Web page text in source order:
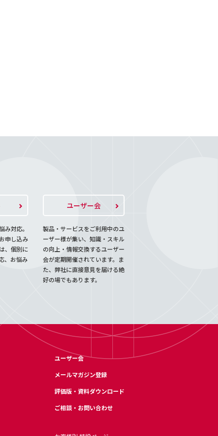
み対応。
申し込み
、個別に
、お悩み
ユーザー会
製品・サービスをご利用中のユ
ーザー様が集い、知識・スキル
の向上・情報交換するユーザー
会が定期開催されています。ま
た、弊社に直接意見を届ける絶
好の場でもあります。
ユーザー会
メールマガジン登録
評価版・資料ダウンロード
ご相談・お問い合わせ